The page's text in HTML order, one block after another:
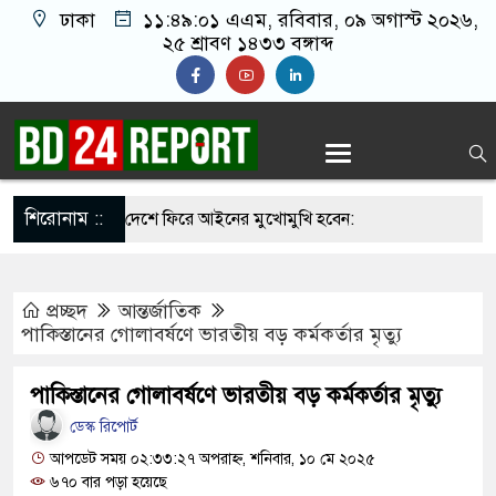
ঢাকা ১১:৪৯:০২ এএম, রবিবার, ০৯ অগাস্ট ২০২৬,
২৫ শ্রাবণ ১৪৩৩ বঙ্গাব্দ
শিরোনাম ::
সাহস থাকলে দেশে ফিরে আইনের মুখোমুখি হবেন:
বুকে জড়িয়ে ধরলেন প্রধানমন্ত্রী
পড়ে নিজ দেশেই অনিশ্চয়তায় ট্রাম্প
বি’রু’দ্ধে এবার নতুন অভি/যোগ
প্রচ্ছদ
আন্তর্জাতিক
পাকিস্তানের গোলাবর্ষণে ভারতীয় বড় কর্মকর্তার মৃত্যু
পাকিস্তানের গোলাবর্ষণে ভারতীয় বড় কর্মকর্তার মৃত্যু
ডেস্ক রিপোর্ট
আপডেট সময় ০২:৩৩:২৭ অপরাহ্ন, শনিবার, ১০ মে ২০২৫
৬৭০ বার পড়া হয়েছে